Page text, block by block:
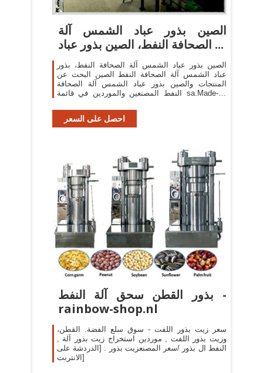
الصين بذور عباد الشمس آلة
الصحافة النفط، الصين بذور عباد ...
الصين بذور عباد الشمس آلة الصحافة النفط، بذور
عباد الشمس آلة الصحافة النفط الصين البحث عن
المنتجات والصين بذور عباد الشمس آلة الصحافة
النفط المصنعين والموردين في قائمة sa.Made-in-
احصل على السعر
بذور القطن سحق آلة النفط -
rainbow-shop.nl
سعر زيت بذور اللفت - سوق سلع الفضة. القطن،
وزيت بذور اللفت , موردين استخراج زيت بذور آلة ,
النفط ال بذور /سعر المصنعزيت بذور . [الدردشة على
الانترنت]